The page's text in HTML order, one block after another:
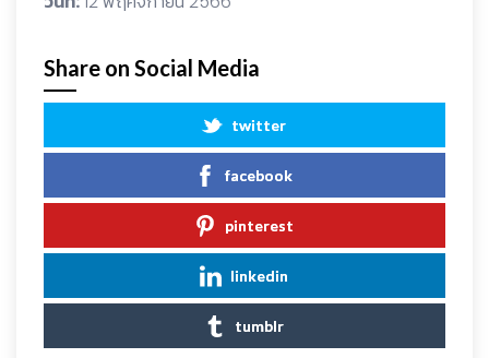
Share on Social Media
twitter
facebook
pinterest
linkedin
tumblr